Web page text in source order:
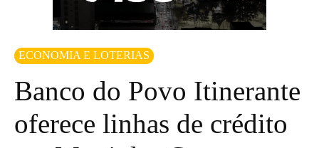
ECONOMIA E LOTERIAS
Banco do Povo Itinerante
oferece linhas de crédito